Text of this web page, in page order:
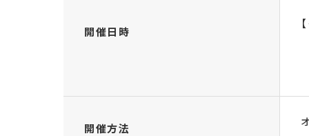
開催日時
開催方法